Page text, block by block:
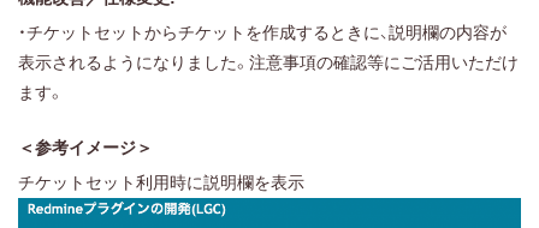
・チケットセットからチケットを作成するときに、説明欄の内容が
表示されるようになりました。注意事項の確認等にご活用いただけ
ます。
＜参考イメージ＞
チケットセット利用時に説明欄を表示